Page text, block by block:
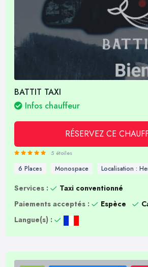
BATTIT TAXI
Infos chauffeur
RÉSERVEZ CE
5 étoiles
6 Places Monospace Localisation :
Services :
Taxi conventionné
Paiements acceptés :
Espèce
Langue(s) :